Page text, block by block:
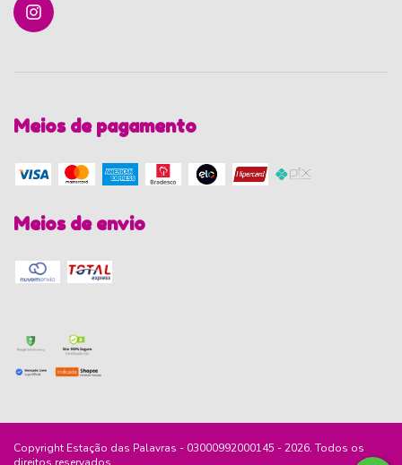
Meios de pagamento
Meios de envio
Copyright Estação das Palavras - 03000992000145 - 2026. Todos os
direitos reservados.